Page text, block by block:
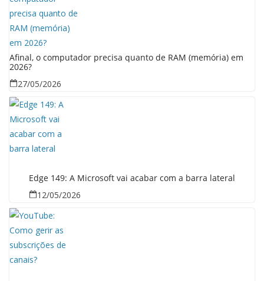
Afinal, o computador precisa quanto de RAM (memória) em
2026?
27/05/2026
Edge 149: A Microsoft vai acabar com a barra lateral
12/05/2026